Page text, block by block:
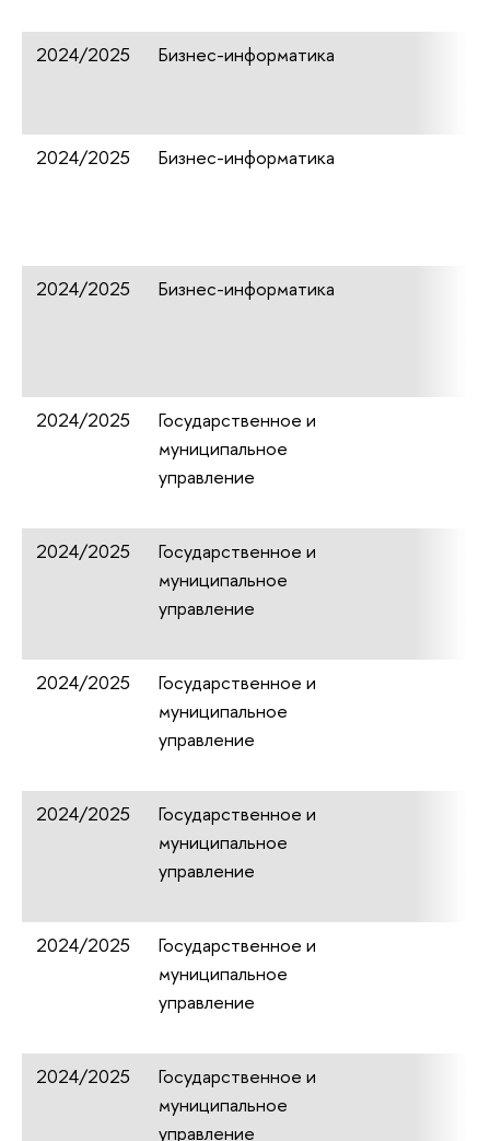
2024/2025 Бизнес-информатика
2024/2025 Бизнес-информатика
2024/2025 Бизнес-информатика
2024/2025
Государственное и
муниципальное
управление
2024/2025
Государственное и
муниципальное
управление
2024/2025
Государственное и
муниципальное
управление
2024/2025
Государственное и
муниципальное
управление
2024/2025
Государственное и
муниципальное
управление
2024/2025
Государственное и
муниципальное
управление